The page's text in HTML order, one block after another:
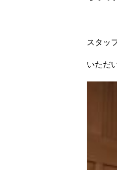
スタッ
いただ